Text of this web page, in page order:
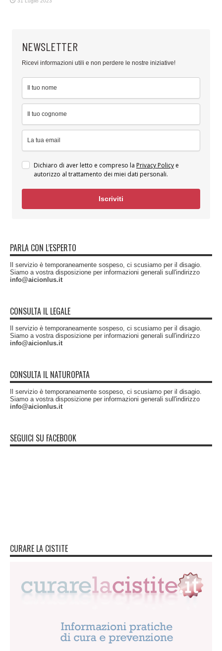
NEWSLETTER
Ricevi informazioni utili e non perdere le nostre iniziative!
Dichiaro di aver letto e compreso la Privacy Policy e
autorizzo al trattamento dei miei dati personali.
Iscriviti
PARLA CON L’ESPERTO
Il servizio è temporaneamente sospeso, ci scusiamo per il disagio.
Siamo a vostra disposizione per informazioni generali sull'indirizzo
info@aicionlus.it
CONSULTA IL LEGALE
Il servizio è temporaneamente sospeso, ci scusiamo per il disagio.
Siamo a vostra disposizione per informazioni generali sull'indirizzo
info@aicionlus.it
CONSULTA IL NATUROPATA
Il servizio è temporaneamente sospeso, ci scusiamo per il disagio.
Siamo a vostra disposizione per informazioni generali sull'indirizzo
info@aicionlus.it
SEGUICI SU FACEBOOK
CURARE LA CISTITE